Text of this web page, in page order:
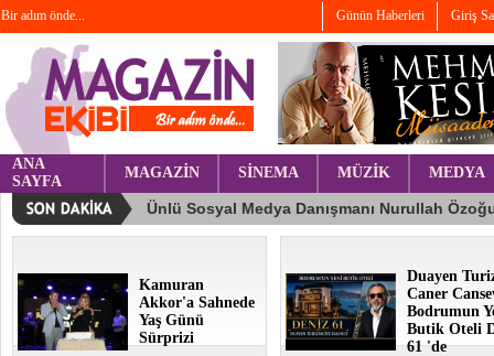
Bir adım önde... Günün Haberleri Giriş
ANA
SAYFA
MAGAZİN SİNEMA MÜZİK MEDYA
Kamuran
Akkor'a Sahnede
Yaş Günü
Sürprizi
Duayen
Caner
Bodrumun
Butik Oteli
61 'de